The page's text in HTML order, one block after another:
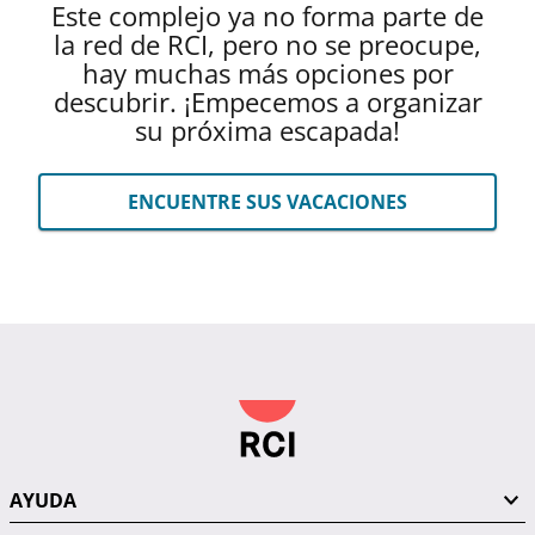
Este complejo ya no forma parte de
la red de RCI, pero no se preocupe,
hay muchas más opciones por
descubrir. ¡Empecemos a organizar
su próxima escapada!
ENCUENTRE SUS VACACIONES
AYUDA